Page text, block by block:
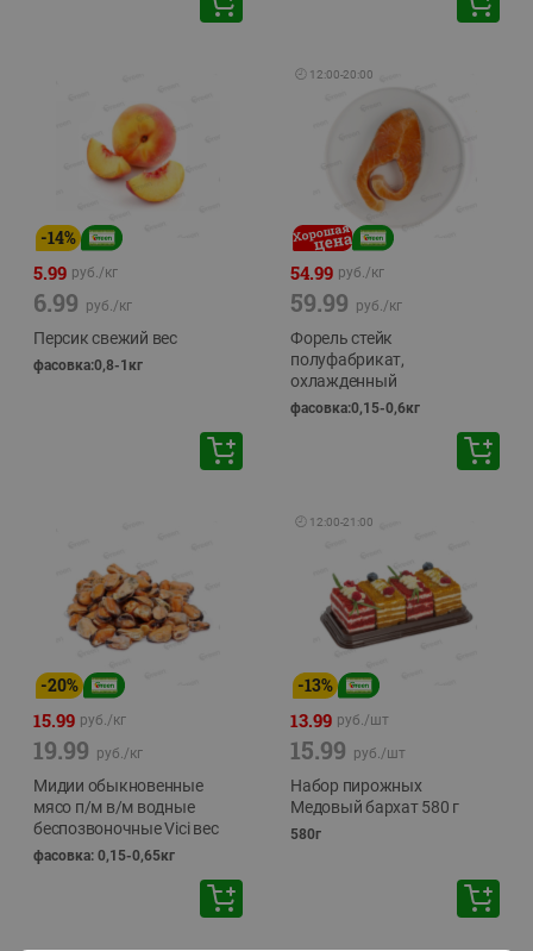
-14%
5.99 руб./кг
6.99 руб./кг
Персик свежий вес
фасовка:0,8-1кг
🕘 12:00-20:00
54.99 руб./кг
59.99 руб./кг
Форель стейк
полуфабрикат,
охлажденный
фасовка:0,15-0,6кг
-20%
15.99 руб./кг
19.99 руб./кг
Мидии обыкновенные
мясо п/м в/м водные
беспозвоночные Vici вес
фасовка: 0,15-0,65кг
🕘 12:00-21:00
-13%
13.99 руб./шт
15.99 руб./шт
Набор пирожных
Медовый бархат 580 г
580г